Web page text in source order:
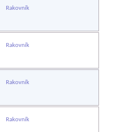
Rakovník
Rakovník
Rakovník
Rakovník